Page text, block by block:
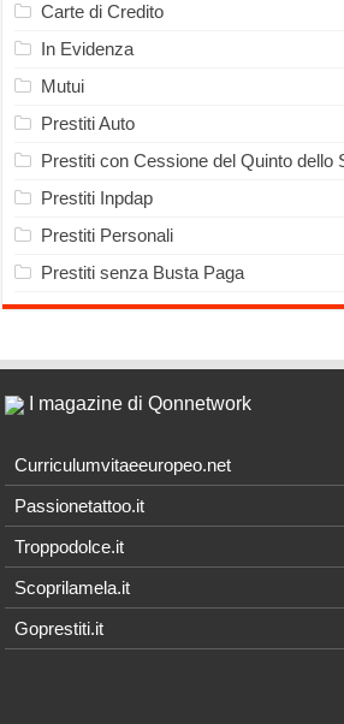
Carte di Credito
In Evidenza
Mutui
Prestiti Auto
Prestiti con Cessione del Quinto dello
Prestiti Inpdap
Prestiti Personali
Prestiti senza Busta Paga
I magazine di Qonnetwork
Curriculumvitaeeuropeo.net
Passionetattoo.it
Troppodolce.it
Scoprilamela.it
Goprestiti.it